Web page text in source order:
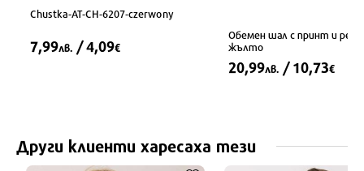
Chustka-AT-CH-6207-czerwony
7,99лв. / 4,09€
Обемен шал с принт и
жълто
20,99лв. / 10,73€
Други клиенти харесаха тези